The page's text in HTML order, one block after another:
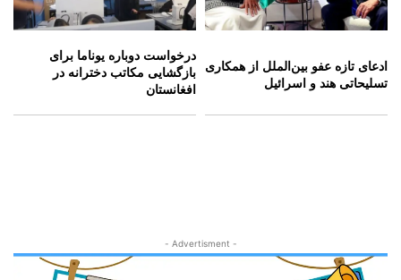
ادعای تازه عفو بین‌الملل از همکاری
تسلیحاتی هند و اسرائیل
درخواست دوباره یوناما برای
بازگشایی مکاتب دخترانه در
افغانستان
- Advertisment -